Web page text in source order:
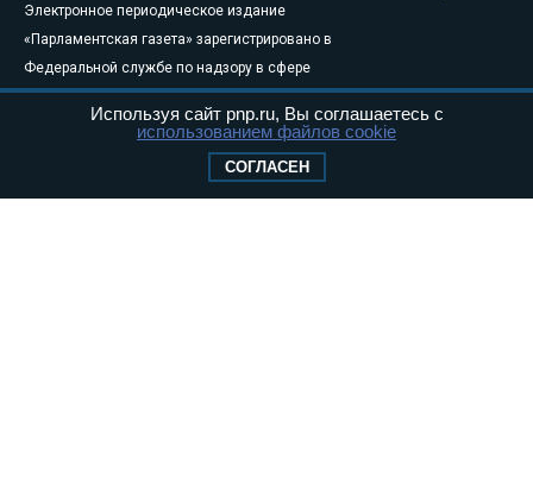
Электронное периодическое издание
«Парламентская газета» зарегистрировано в
Федеральной службе по надзору в сфере
связи, информационных технологий и
массовых коммуникаций (Роскомнадзор) 05
Свидетельство о регистрации Эл № ФС77-
Используя сайт pnp.ru, Вы соглашаетесь с
использованием файлов cookie
СОГЛАСЕН